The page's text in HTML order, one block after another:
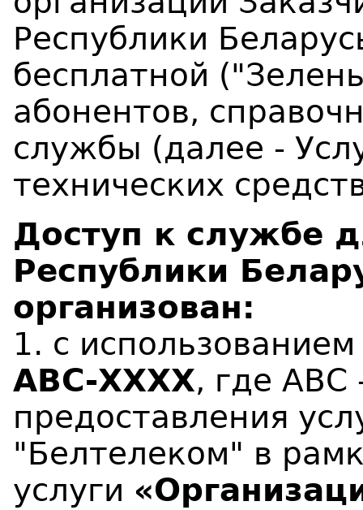
Республики
бесплатной
абонентов,
службы (далее -
технических
Доступ к службе
Республики
организован:
1. с
АВС-ХХХХ, где АВС
предоставления
"Белтелеком" в
услуги